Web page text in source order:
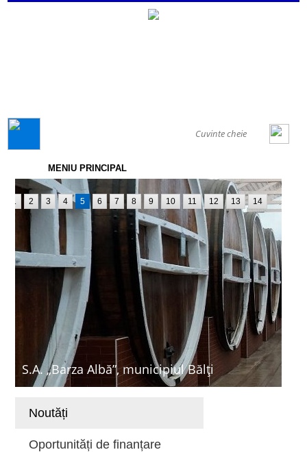
MENIU PRINCIPAL
S.A. „Barza Albă”, municipiul Bălți
1 2 3 4 5 6 7 8 9 10 11 12 13 14
Noutăți
Oportunități de finanțare